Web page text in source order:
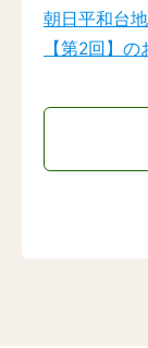
朝日平和台
【第2回】